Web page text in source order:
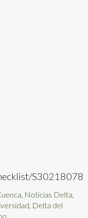
S30218078
, Noticias Delta,
, Delta del